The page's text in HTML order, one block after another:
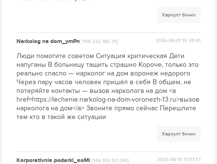
Хариулт бичих
Narkolog na dom_ymPn[148.222.185.74] 2026-08-01 15:39:41
Люди помогите советом Ситуация критическая Дети
напуганы В больницу тащить страшно Короче, только это
реально спасло — нарколог на дом воронеж недорого
Через пару часов человек пришёл в себя В общем, не
потеряйте контакты — вызов нарколога на дом <a
href=https://lechenie.narkolog-na-dom-voronezh-13.ru>вызов
нарколога на дом</a> Звоните прямо сейчас Перешлите
тем кто в такой же ситуации
Хариулт бичих
Korporativnie podarki_eoMl[146.103.121.241] 2026-08-01 11:07:51